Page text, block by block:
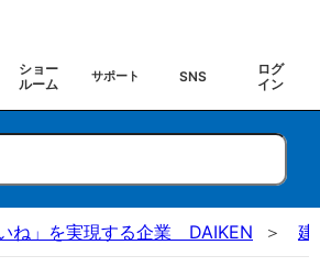
ショー
ルーム
サポート SNS
ログ
イン
ね」を実現する企業 DAIKEN 建